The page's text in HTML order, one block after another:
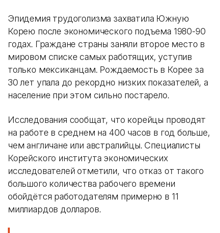
Эпидемия трудоголизма захватила Южную
Корею после экономического подъема 1980-90
годах. Граждане страны заняли второе место в
мировом списке самых работящих, уступив
только мексиканцам. Рождаемость в Корее за
30 лет упала до рекордно низких показателей, а
население при этом сильно постарело.
Исследования сообщат, что корейцы проводят
на работе в среднем на 400 часов в год больше,
чем англичане или австралийцы. Специалисты
Корейского института экономических
исследователей отметили, что отказ от такого
большого количества рабочего времени
обойдётся работодателям примерно в 11
миллиардов долларов.